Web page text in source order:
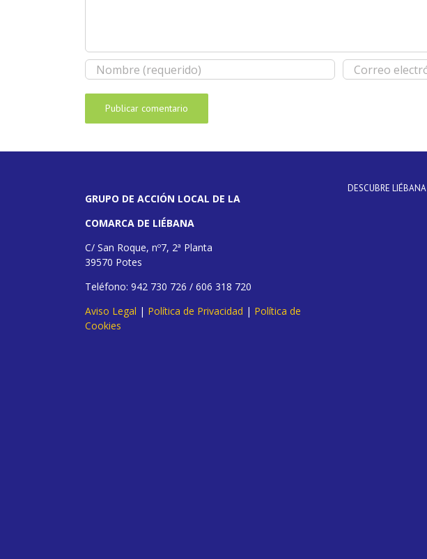
GRUPO DE ACCIÓN LOCAL DE LA
COMARCA DE LIÉBANA
C/ San Roque, nº7, 2ª Planta
39570 Potes
Teléfono: 942 730 726 / 606 318 720
Aviso Legal | Política de Privacidad | Política de
Cookies
DESCUBRE LIÉBANA